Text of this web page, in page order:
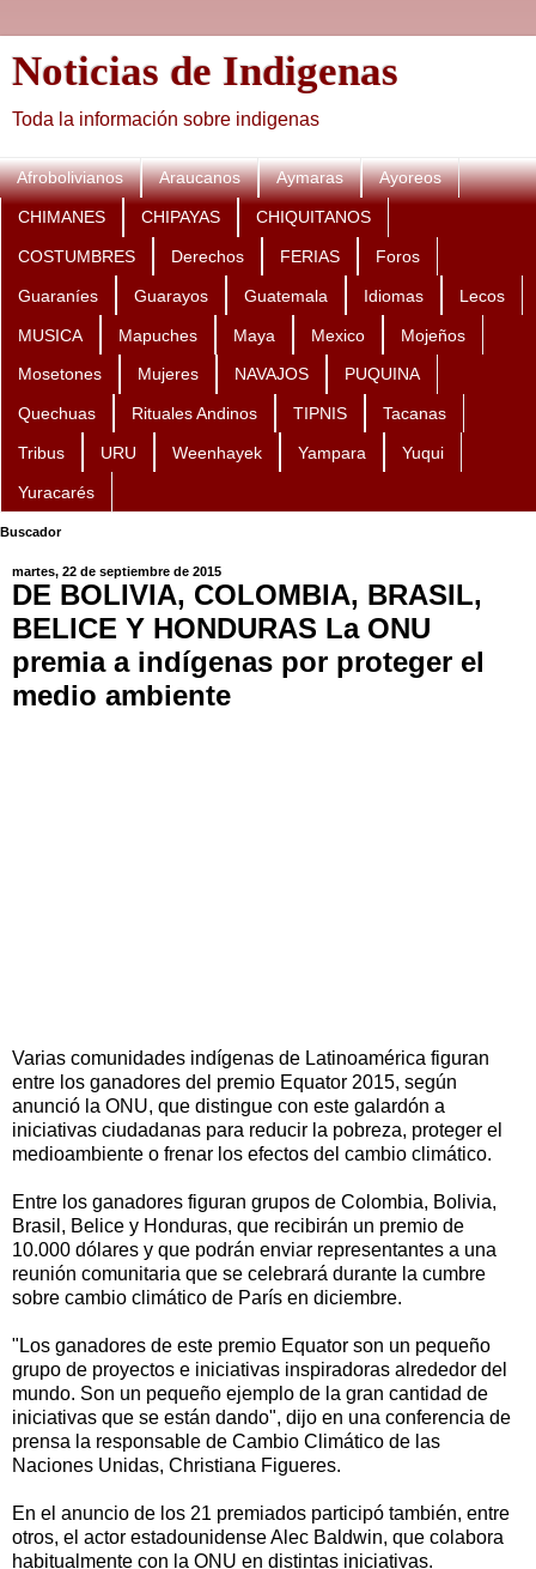
Noticias de Indigenas
Toda la información sobre indigenas
Afrobolivianos Araucanos Aymaras Ayoreos
CHIMANES CHIPAYAS CHIQUITANOS
COSTUMBRES Derechos FERIAS Foros
Guaraníes Guarayos Guatemala Idiomas Lecos
MUSICA Mapuches Maya Mexico Mojeños
Mosetones Mujeres NAVAJOS PUQUINA
Quechuas Rituales Andinos TIPNIS Tacanas
Tribus URU Weenhayek Yampara Yuqui
Yuracarés
Buscador
martes, 22 de septiembre de 2015
DE BOLIVIA, COLOMBIA, BRASIL,
BELICE Y HONDURAS La ONU
premia a indígenas por proteger el
medio ambiente
Varias comunidades indígenas de Latinoamérica figuran
entre los ganadores del premio Equator 2015, según
anunció la ONU, que distingue con este galardón a
iniciativas ciudadanas para reducir la pobreza, proteger el
medioambiente o frenar los efectos del cambio climático.
Entre los ganadores figuran grupos de Colombia, Bolivia,
Brasil, Belice y Honduras, que recibirán un premio de
10.000 dólares y que podrán enviar representantes a una
reunión comunitaria que se celebrará durante la cumbre
sobre cambio climático de París en diciembre.
"Los ganadores de este premio Equator son un pequeño
grupo de proyectos e iniciativas inspiradoras alrededor del
mundo. Son un pequeño ejemplo de la gran cantidad de
iniciativas que se están dando", dijo en una conferencia de
prensa la responsable de Cambio Climático de las
Naciones Unidas, Christiana Figueres.
En el anuncio de los 21 premiados participó también, entre
otros, el actor estadounidense Alec Baldwin, que colabora
habitualmente con la ONU en distintas iniciativas.